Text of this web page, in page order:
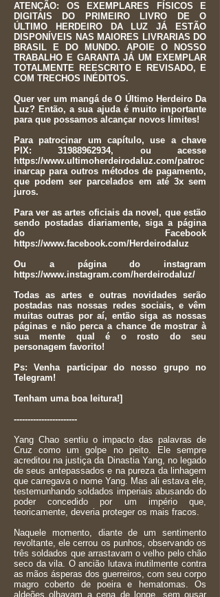
ATENÇÃO: OS EXEMPLARES FÍSICOS E
DIGITAIS DO PRIMEIRO LIVRO DE O
ÚLTIMO HERDEIRO DA LUZ JÁ ESTÃO
DISPONÍVEIS NAS MAIORES LIVRARIAS DO
BRASIL E DO MUNDO. APOIE O NOSSO
TRABALHO E GARANTA JÁ UM EXEMPLAR
TOTALMENTE REESCRITO E REVISADO, E
COM TRECHOS INÉDITOS.
Quer ver um mangá de O Último Herdeiro Da
Luz? Então, a sua ajuda é muito importante
para que possamos alcançar novos limites!
Para patrocinar um capítulo, use a chave
PIX:31988962934, ou acesse
https://www.ultimoherdeirodaluz.com/patroc
inarcap para outros métodos de pagamento,
que podem ser parcelados em até 3x sem
juros.
Para ver as artes oficiais da novel, que estão
sendo postadas diariamente, siga a página
do Facebook
https://www.facebook.com/Herdeirodaluz
Ou a página do instagram
https://www.instagram.com/herdeirodaluz/
Todas as artes e outras novidades serão
postadas nas nossas redes sociais, e vêm
muitas outras por aí, então siga as nossas
páginas e não perca a chance de mostrar à
sua mente qual é o rosto do seu
personagem favorito!
Ps: Venha participar do nosso grupo no
Telegram!
Tenham uma boa leitura!]
-----------------------
Yang Chao sentiu o impacto das palavras de
Cruz como um golpe no peito. Ele sempre
acreditou na justiça da Dinastia Yang, no legado
de seus antepassados e na pureza da linhagem
que carregava o nome Yang. Mas ali estava ele,
testemunhando soldados imperiais abusando do
poder concedido por um império que,
teoricamente, deveria proteger os mais fracos.
Naquele momento, diante de um sentimento
revoltante, ele cerrou os punhos, observando os
três soldados que arrastavam o velho pelo chão
seco da vila. O ancião lutava inutilmente contra
as mãos ásperas dos guerreiros, com seu corpo
magro coberto de poeira e hematomas. Os
aldeões olhavam a cena de longe, sem ousar